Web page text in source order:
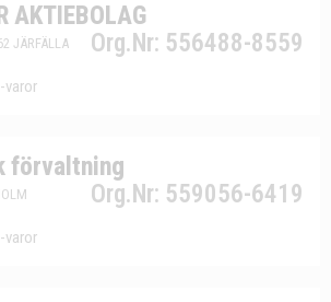
AKTIEBOLAG
Org.Nr: 556488-8559
JÄRFÄLLA
varor
förvaltning
Org.Nr: 559056-6419
varor